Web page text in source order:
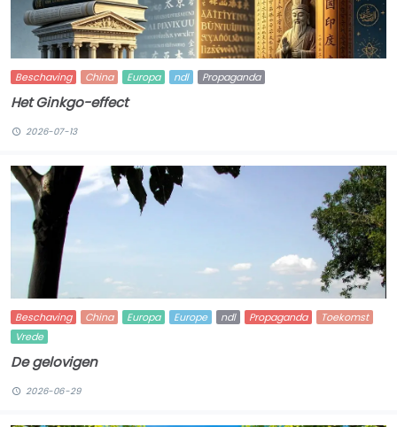
Beschaving China Europa ndl Propaganda
Het Ginkgo-effect
2026-07-13
Beschaving China Europa Europe ndl Propaganda
Toekomst
Vrede
De gelovigen
2026-06-29